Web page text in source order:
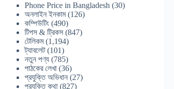
Phone Price in Bangladesh (30)
অনলাইন ইনকাম(126)
কম্পিউটিং (490)
টিপস & ট্রিকস (847)
টেলিকম(1,194)
ট্যাবলেট(101)
নতুন পণ্য (785)
পাঠকের লেখা (36)
প্রযুক্তি অভিধান (27)
প্রযুক্তি কথা (827)